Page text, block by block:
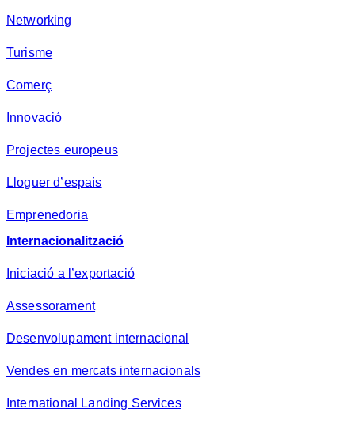
Networking
Turisme
Comerç
Innovació
Projectes europeus
Lloguer d’espais
Emprenedoria
Internacionalització
Iniciació a l’exportació
Assessorament
Desenvolupament internacional
Vendes en mercats internacionals
International Landing Services